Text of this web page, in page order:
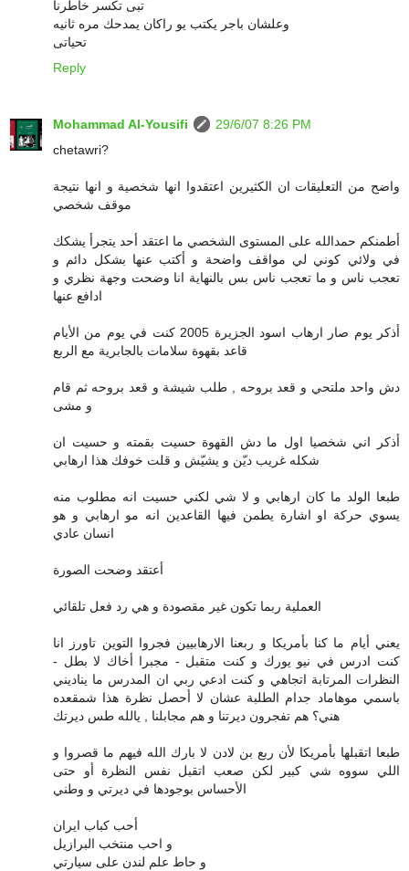
تبى تكسر خاطرنا
وعلشان باجر يكتب يو راكان يمدحك مره ثانيه
تحياتى
Reply
Mohammad Al-Yousifi
29/6/07 8:26 PM
chetawri?
واضح من التعليقات ان الكثيرين اعتقدوا انها شخصية و انها نتيجة
موقف شخصي
أطمنكم حمدالله على المستوى الشخصي ما اعتقد أحد يتجرأ يشكك
في ولائي كوني لي مواقف واضحة و أكتب عنها بشكل دائم و
تعجب ناس و ما تعجب ناس بس بالنهاية انا وضحت وجهة نظري و
ادافع عنها
أذكر يوم صار ارهاب اسود الجزيرة 2005 كنت في يوم من الأيام
قاعد بقهوة سلامات بالجابرية مع الربع
دش واحد ملتحي و قعد بروحه , طلب شيشة و قعد بروحه ثم قام
و مشى
أذكر اني شخصيا اول ما دش القهوة حسيت بقمته و حسيت ان
شكله غريب ديّن و يشيّش و قلت خوفك هذا ارهابي
طبعا الولد ما كان ارهابي و لا شي لكني حسيت انه مطلوب منه
يسوي حركة او اشارة يطمن فيها القاعدين انه مو ارهابي و هو
انسان عادي
أعتقد وضحت الصورة
العملية ربما تكون غير مقصودة و هي رد فعل تلقائي
يعني أيام ما كنا بأمريكا و ربعنا الارهابيين فجروا التوين تاورز انا
كنت ادرس في نيو يورك و كنت متقبل - مجبرا أخاك لا بطل -
النظرات المرتابة اتجاهي و كنت ادعي ربي ان المدرس ما يناديني
باسمي موهاماد جدام الطلبة عشان لا أحصل نظرة هذا شمقعده
هني؟ هم تفجرون ديرتنا و هم مجابلنا , يالله طس ديرتك
طبعا اتقبلها بأمريكا لأن ربع بن لادن لا بارك الله فيهم ما قصروا و
اللي سووه شي كبير لكن صعب اتقبل نفس النظرة أو حتى
الأحساس بوجودها في ديرتي و وطني
أحب كباب ايران
و احب منتخب البرازيل
و حاط علم لندن على سيارتي